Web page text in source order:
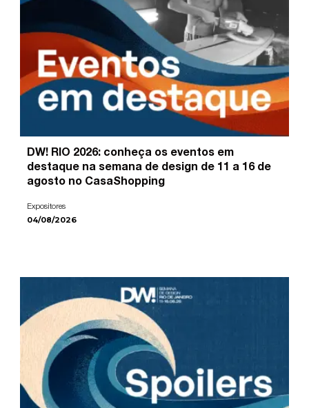
DW! RIO 2026: conheça os eventos em
destaque na semana de design de 11 a 16 de
agosto no CasaShopping
Expositores
04/08/2026